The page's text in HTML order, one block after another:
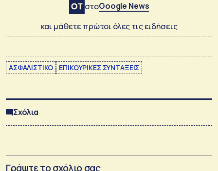
στοGoogle News
και μάθετε πρώτοι όλες τις ειδήσεις
ΑΣΦΑΛΙΣΤΙΚΟ ΕΠΙΚΟΥΡΙΚΕΣ ΣΥΝΤΑΞΕΙΣ
Σχόλια
Γράψτε το σχόλιο σας